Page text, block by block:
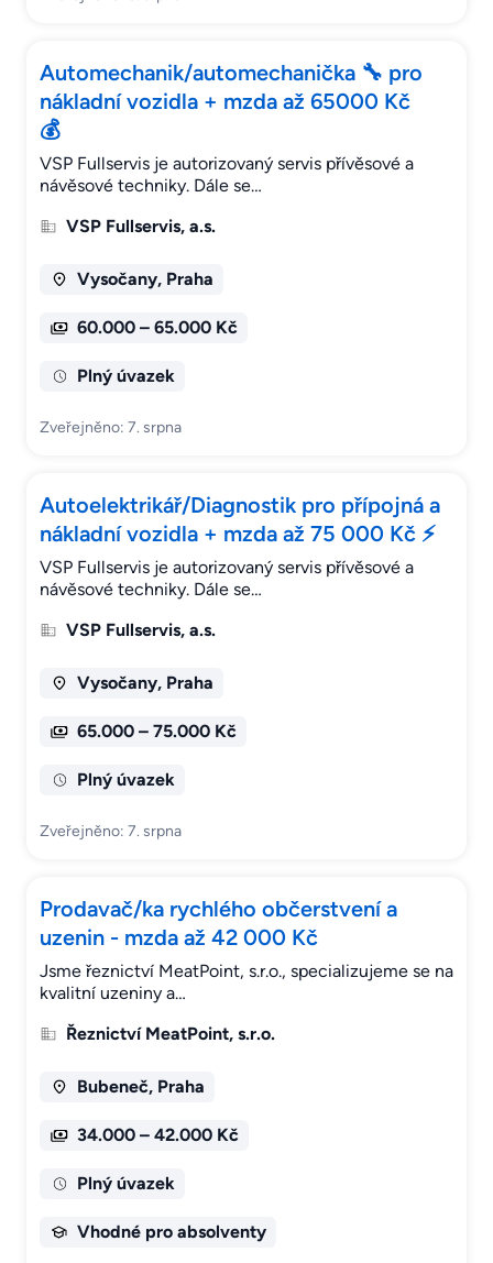
Automechanik/automechanička 🔧 pro
nákladní vozidla + mzda až 65000 Kč
💰
VSP Fullservis je autorizovaný servis přívěsové a
návěsové techniky. Dále se…
VSP Fullservis, a.s.
Vysočany, Praha
60.000 – 65.000 Kč
Plný úvazek
Zveřejněno: 7. srpna
Autoelektrikář/Diagnostik pro přípojná a
nákladní vozidla + mzda až 75 000 Kč ⚡
VSP Fullservis je autorizovaný servis přívěsové a
návěsové techniky. Dále se…
VSP Fullservis, a.s.
Vysočany, Praha
65.000 – 75.000 Kč
Plný úvazek
Zveřejněno: 7. srpna
Prodavač/ka rychlého občerstvení a
uzenin - mzda až 42 000 Kč
Jsme řeznictví MeatPoint, s.r.o., specializujeme se na
kvalitní uzeniny a…
Řeznictví MeatPoint, s.r.o.
Bubeneč, Praha
34.000 – 42.000 Kč
Plný úvazek
Vhodné pro absolventy